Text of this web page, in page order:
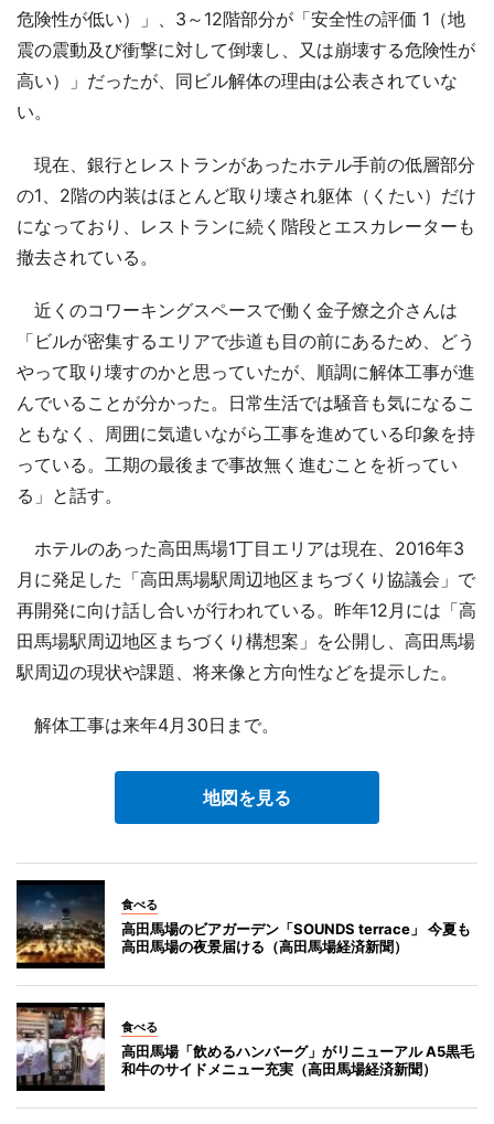
危険性が低い）」、3～12階部分が「安全性の評価 1（地
震の震動及び衝撃に対して倒壊し、又は崩壊する危険性が
高い）」だったが、同ビル解体の理由は公表されていな
い。
現在、銀行とレストランがあったホテル手前の低層部分
の1、2階の内装はほとんど取り壊され躯体（くたい）だけ
になっており、レストランに続く階段とエスカレーターも
撤去されている。
近くのコワーキングスペースで働く金子燎之介さんは
「ビルが密集するエリアで歩道も目の前にあるため、どう
やって取り壊すのかと思っていたが、順調に解体工事が進
んでいることが分かった。日常生活では騒音も気になるこ
ともなく、周囲に気遣いながら工事を進めている印象を持
っている。工期の最後まで事故無く進むことを祈ってい
る」と話す。
ホテルのあった高田馬場1丁目エリアは現在、2016年3
月に発足した「高田馬場駅周辺地区まちづくり協議会」で
再開発に向け話し合いが行われている。昨年12月には「高
田馬場駅周辺地区まちづくり構想案」を公開し、高田馬場
駅周辺の現状や課題、将来像と方向性などを提示した。
解体工事は来年4月30日まで。
地図を見る
食べる
高田馬場のビアガーデン「SOUNDS terrace」 今夏も
高田馬場の夜景届ける（高田馬場経済新聞）
食べる
高田馬場「飲めるハンバーグ」がリニューアル A5黒毛
和牛のサイドメニュー充実（高田馬場経済新聞）